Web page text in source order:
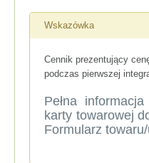
Wskazówka
Cennik prezentujący
podczas pierwszej
Pełna
karty towarowej
Formularz towaru/